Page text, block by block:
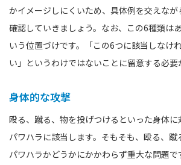
かイメージしにくいため、具体例を交えな
確認していきましょう。なお、この6種類は
いう位置づけです。「この6つに該当しなけ
い」というわけではないことに留意する必要
身体的な攻撃
殴る、蹴る、物を投げつけるといった身体に
パワハラに該当します。そもそも、殴る、蹴
パワハラかどうかにかかわらず重大な問題で